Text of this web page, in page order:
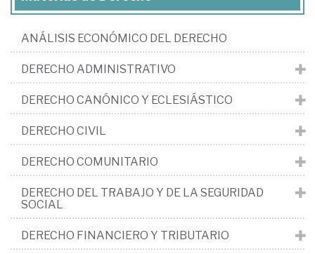
ANÁLISIS ECONÓMICO DEL DERECHO
DERECHO ADMINISTRATIVO
DERECHO CANÓNICO Y ECLESIÁSTICO
DERECHO CIVIL
DERECHO COMUNITARIO
DERECHO DEL TRABAJO Y DE LA SEGURIDAD
SOCIAL
DERECHO FINANCIERO Y TRIBUTARIO